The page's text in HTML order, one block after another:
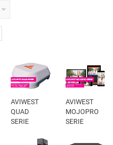
AVIWEST
QUAD
SERIE
AVIWEST
MOJOPRO
SERIE